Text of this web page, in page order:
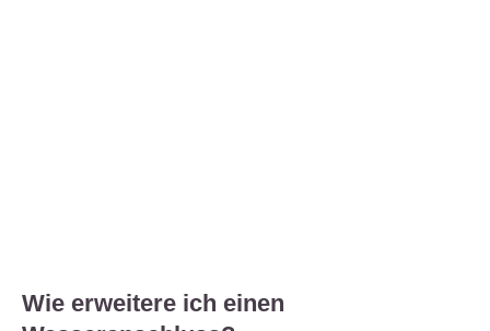
Wie erweitere ich einen